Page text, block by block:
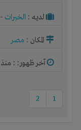
لديـه : الخبرات -
المكان : مصر
آخر ظهور: : منذ 14 سنوات
1
2